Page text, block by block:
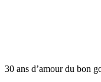
30 ans d’amour du bon